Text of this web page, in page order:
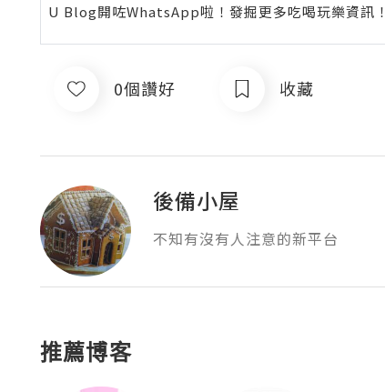
U Blog開咗WhatsApp啦！發掘更多吃喝玩樂資訊！
0個讚好 收藏
後備小屋
不知有沒有人注意的新平台
推薦博客